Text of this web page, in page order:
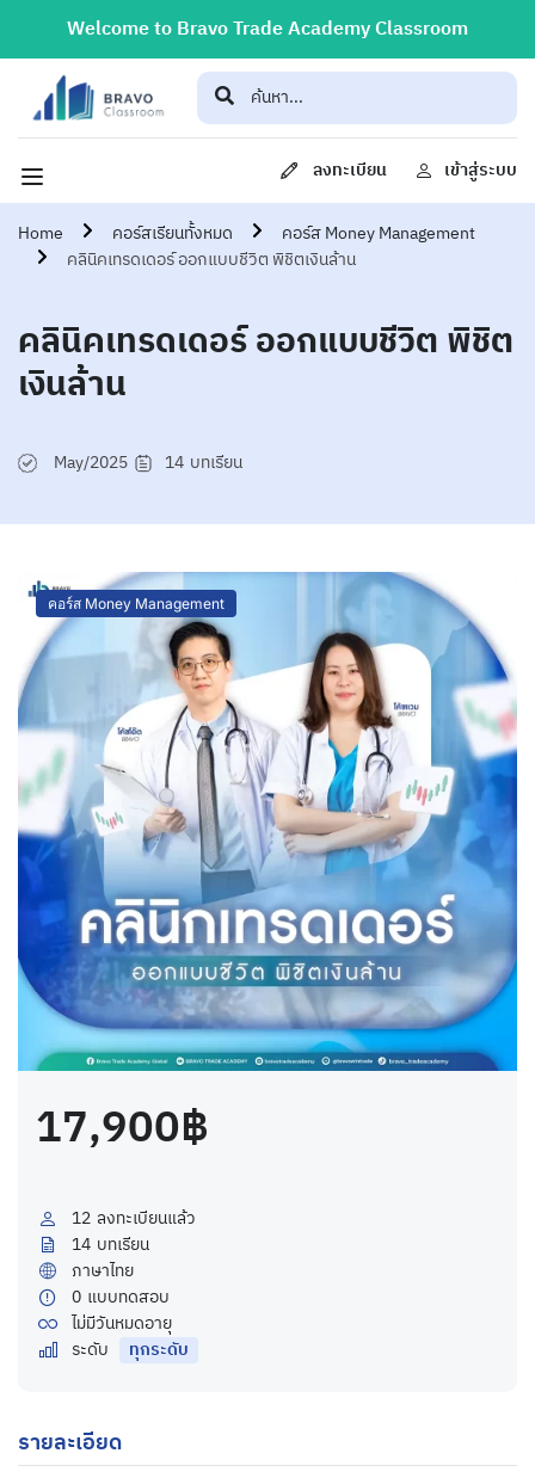
Welcome to Bravo Trade Academy Classroom
ลงทะเบียน เข้าสู่ระบบ
Home คอร์สเรียนทั้งหมด
คอร์ส Money Management
คลินิคเทรดเดอร์ ออกแบบชีวิต พิชิตเงินล้าน
คลินิคเทรดเดอร์ ออกแบบชีวิต พิชิต
เงินล้าน
May/2025 14 บทเรียน
รายละเอียด
คอร์ส Money Management
17,900฿
12 ลงทะเบียนแล้ว
14 บทเรียน
ภาษาไทย
0 แบบทดสอบ
ไม่มีวันหมดอายุ
ระดับ
ทุกระดับ